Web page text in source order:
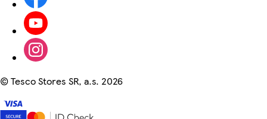
©Tesco Stores SR, a.s. 2026